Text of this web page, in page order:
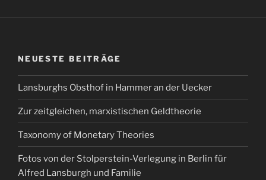
NEUESTE BEITRÄGE
Lansburghs Obsthof in Hammer an der Uecker
Zur zeitgleichen, marxistischen Geldtheorie
Taxonomy of Monetary Theories
Fotos von der Stolperstein-Verlegung in Berlin für
Alfred Lansburgh und Familie